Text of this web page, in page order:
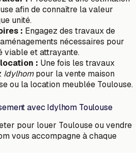
afin de connaître la valeur
unité.
: Engagez des travaux de
nécessaires pour
viable et attrayante.
: Une fois les travaux
Idylhompour la vente maison
ou la location meublée Toulouse.
avec Idylhom Toulouse
pour louer Toulouse ou vendre
vous accompagne à chaque